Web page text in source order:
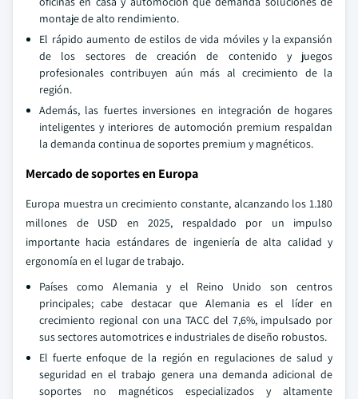
montaje de alto rendimiento.
El rápido aumento de estilos de vida móviles y la expansión
de los sectores de creación de contenido y juegos
profesionales contribuyen aún más al crecimiento de la
región.
Además, las fuertes inversiones en integración de hogares
inteligentes y interiores de automoción premium respaldan
la demanda continua de soportes premium y magnéticos.
Mercado de soportes en Europa
Europa muestra un crecimiento constante, alcanzando los 1.180
millones de USD en 2025, respaldado por un impulso
importante hacia estándares de ingeniería de alta calidad y
ergonomía en el lugar de trabajo.
Países como Alemania y el Reino Unido son centros
principales; cabe destacar que Alemania es el líder en
crecimiento regional con una TACC del 7,6%, impulsado por
sus sectores automotrices e industriales de diseño robustos.
El fuerte enfoque de la región en regulaciones de salud y
seguridad en el trabajo genera una demanda adicional de
soportes no magnéticos especializados y altamente